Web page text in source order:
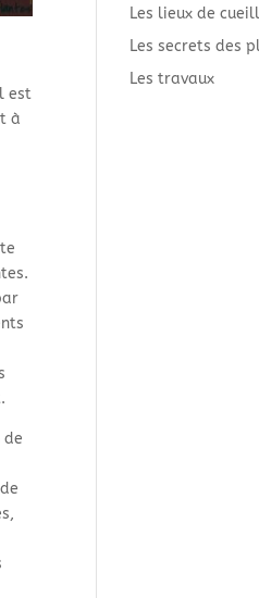
est
à
de
Les lieux de
Les secrets des
Les travaux